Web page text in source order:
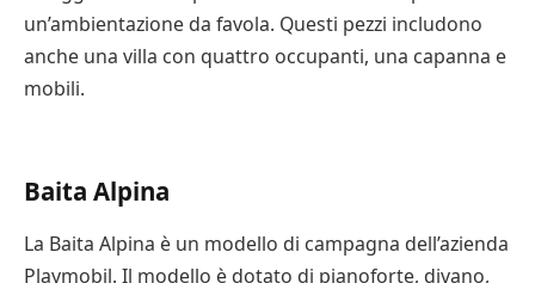
un’ambientazione da favola. Questi pezzi includono
anche una villa con quattro occupanti, una capanna e
mobili.
Baita Alpina
La Baita Alpina è un modello di campagna dell’azienda
Playmobil. Il modello è dotato di pianoforte, divano,